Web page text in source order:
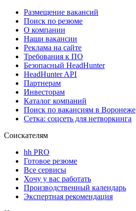
Размещение вакансий
Поиск по резюме
О компании
Наши вакансии
Реклама на сайте
Требования к ПО
Безопасный HeadHunter
HeadHunter API
Партнерам
Инвесторам
Каталог компаний
Поиск по вакансиям в Воронеже
Сетка: соцсеть для нетворкинга
Соискателям
hh PRO
Готовое резюме
Все сервисы
Хочу у вас работать
Производственный календарь
Экспертная рекомендация